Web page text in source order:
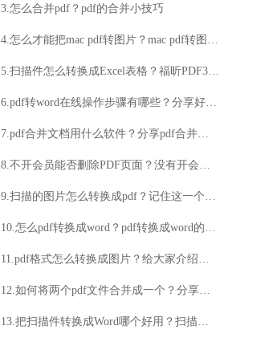
3.怎么合并pdf？pdf的合并小技巧
4.怎么才能把mac pdf转图片？mac pdf转图片技巧分享
5.扫描件怎么转换成Excel表格？福昕PDF365是专业的办公转换工具
6.pdf转word在线操作步骤有哪些？分享好用的pdf在线转换器
7.pdf合并文档用什么软件？分享pdf合并操作技巧
8.不开会员能否删除PDF页面？没有开会员可以删除PDF页面吗？
9.扫描的图片怎么转换成pdf？记住这一个方法就够了
10.怎么pdf转换成word？pdf转换成word的方法
11.pdf格式怎么转换成图片？给大家介绍两个方法
12.如何将两个pdf文件合并成一个？分享最简单的解决方法
13.把扫描件转换成Word哪个好用？扫描件转换成Word操作步骤分享